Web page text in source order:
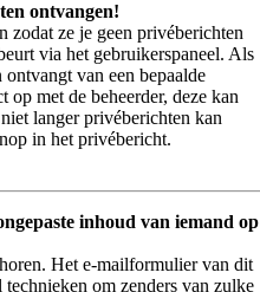
ontvangen!
zodat ze je geen privéberichten
via het gebruikerspaneel. Als
van een bepaalde
op met de beheerder, deze kan
langer privéberichten kan
in het privébericht.
inhoud van iemand op
Het e-mailformulier van dit
om zenders van zulke